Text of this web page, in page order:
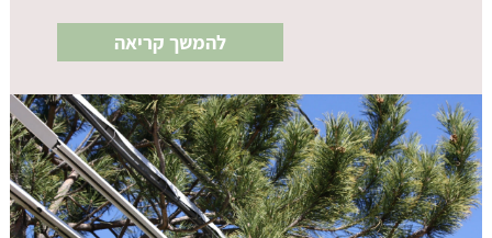
להמשך קריאה